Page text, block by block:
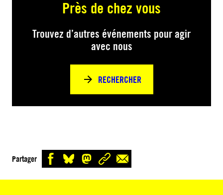
Près de chez vous
Trouvez d’autres événements pour agir
avec nous
RECHERCHER
Partager